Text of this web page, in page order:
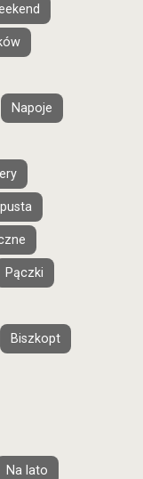
Napoje
Pączki
Biszkopt
Na lato